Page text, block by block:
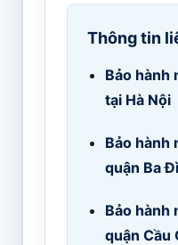
Thông tin
Bảo hành
tại Hà Nội
Bảo hành
quận Ba
Bảo hành
quận Cầu